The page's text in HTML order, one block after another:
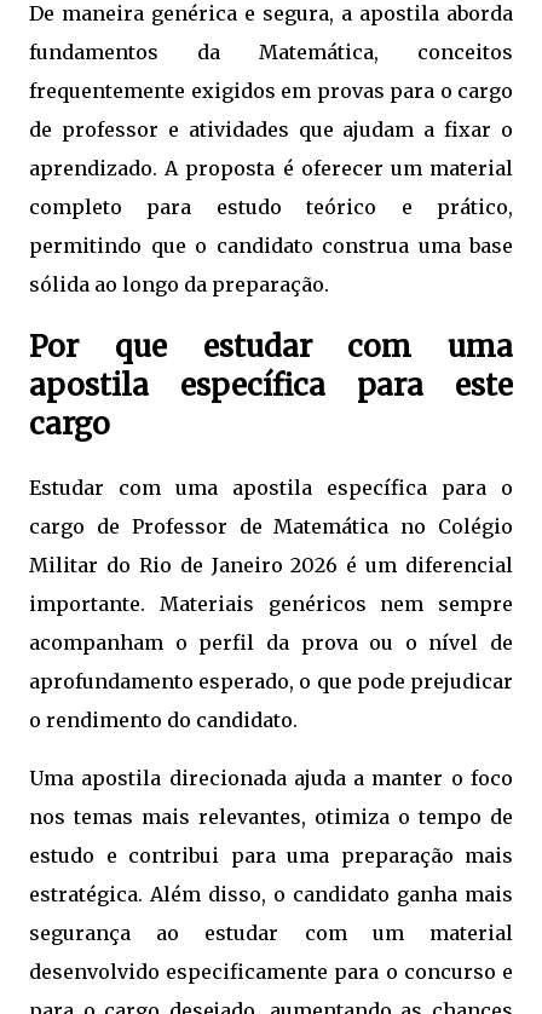
De maneira genérica e segura, a apostila aborda
fundamentos da Matemática, conceitos
frequentemente exigidos em provas para o cargo
de professor e atividades que ajudam a fixar o
aprendizado. A proposta é oferecer um material
completo para estudo teórico e prático,
permitindo que o candidato construa uma base
sólida ao longo da preparação.
Por que estudar com uma
apostila específica para este
cargo
Estudar com uma apostila específica para o
cargo de Professor de Matemática no Colégio
Militar do Rio de Janeiro 2026 é um diferencial
importante. Materiais genéricos nem sempre
acompanham o perfil da prova ou o nível de
aprofundamento esperado, o que pode prejudicar
o rendimento do candidato.
Uma apostila direcionada ajuda a manter o foco
nos temas mais relevantes, otimiza o tempo de
estudo e contribui para uma preparação mais
estratégica. Além disso, o candidato ganha mais
segurança ao estudar com um material
desenvolvido especificamente para o concurso e